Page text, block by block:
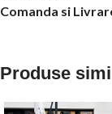
Comanda si
Produse